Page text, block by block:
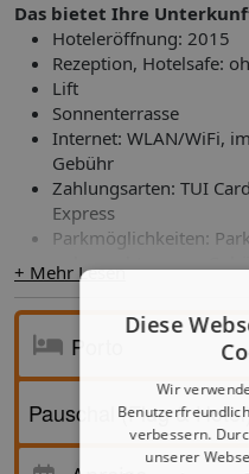
Das bietet Ihre
Hoteleröffnung: 2015
Rezeption, Hotelsafe:
Lift
Sonnenterrasse
Internet: WLAN/WiFi,
Gebühr
Zahlungsarten: TUI
Express
Parkmöglichkeiten:
unbewacht: gegen
Etagen: 3, Zimmer: 15
Landeskategorie: keine
Ihre Unterkunft bietet
Verpflegungsangebote:
Frühstück
+ Mehr Lesen
Anreise
Diese
Wir
verbessern.
unserer